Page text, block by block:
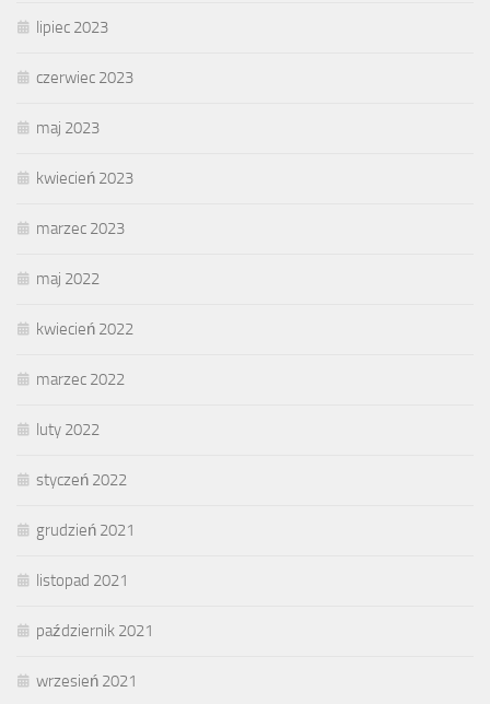
lipiec 2023
czerwiec 2023
maj 2023
kwiecień 2023
marzec 2023
maj 2022
kwiecień 2022
marzec 2022
luty 2022
styczeń 2022
grudzień 2021
listopad 2021
październik 2021
wrzesień 2021